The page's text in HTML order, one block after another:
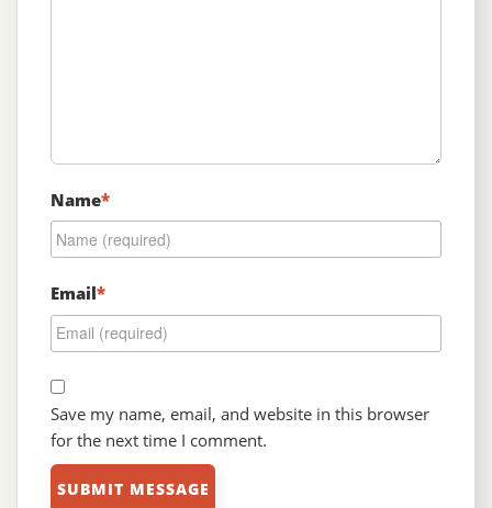
Name*
Email*
Save my name, email, and website in this browser
for the next time I comment.